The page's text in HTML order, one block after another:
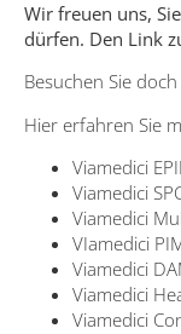
Wir freuen uns,
dürfen. Den Link
Besuchen Sie
Hier erfahren Sie
Viamedici
Viamedici
Viamedici
VIamedici
Viamedici
Viamedici
Viamedici